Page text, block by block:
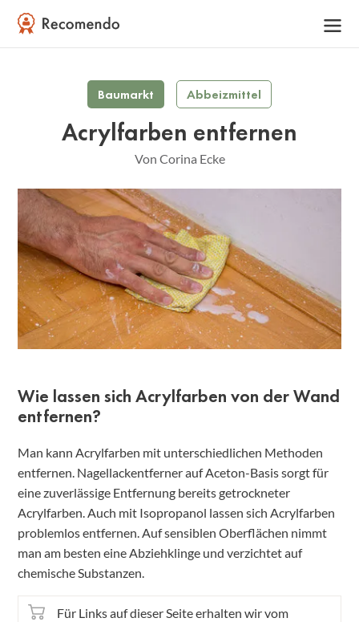
Baumarkt Abbeizmittel
Acrylfarben entfernen
Von Corina Ecke
Wie lassen sich Acrylfarben von der Wand
entfernen?
Man kann Acrylfarben mit unterschiedlichen Methoden
entfernen. Nagellackentferner auf Aceton-Basis sorgt für
eine zuverlässige Entfernung bereits getrockneter
Acrylfarben. Auch mit Isopropanol lassen sich Acrylfarben
problemlos entfernen. Auf sensiblen Oberflächen nimmt
man am besten eine Abziehklinge und verzichtet auf
chemische Substanzen.
Für Links auf dieser Seite erhalten wir vom